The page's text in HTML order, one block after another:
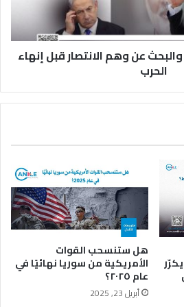
عن وهم الانتصار قبل إنهاء
الحرب
هل ستنسحب القوات
الأمريكية من سوريا نهائيًا في
عام ٢٠٢٥؟
أبريل 23, 2025